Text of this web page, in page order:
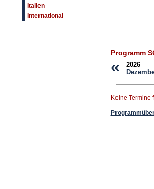
Italien
International
Programm
«
2026
Keine Termine